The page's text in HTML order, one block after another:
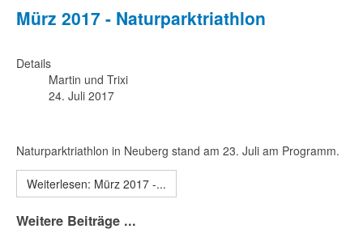
Mürz 2017 - Naturparktriathlon
Details
Martin und Trixi
24. Juli 2017
Naturparktriathlon in Neuberg stand am 23. Juli am Programm.
Weiterlesen: Mürz 2017 -...
Weitere Beiträge ...